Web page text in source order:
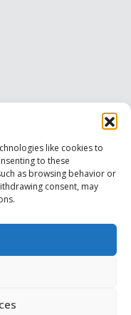
like cookies to
to these
as browsing behavior or
consent, may